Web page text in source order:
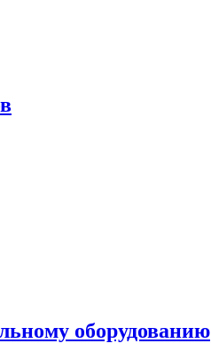
оборудованию